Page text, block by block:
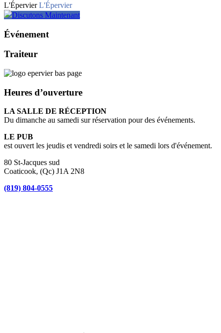
L'Épervier L'Épervier
Discutons Maintenant
Événement
Traiteur
Heures d’ouverture
LA SALLE DE RÉCEPTION
Du dimanche au samedi sur réservation pour des événements.
LE PUB
est ouvert les jeudis et vendredi soirs et le samedi lors d'événement.
80 St-Jacques sud
Coaticook, (Qc) J1A 2N8
(819) 804-0555